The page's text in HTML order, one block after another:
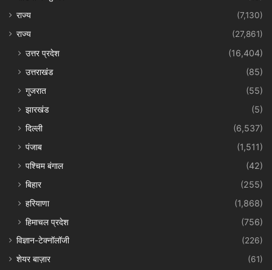
राज्य
(7,130)
राज्य
(27,861)
उत्तर प्रदेश
(16,404)
उत्तराखंड
(85)
गुजरात
(55)
झारखंड
(5)
दिल्ली
(6,537)
पंजाब
(1,511)
पश्चिम बंगाल
(42)
बिहार
(255)
हरियाणा
(1,868)
हिमाचल प्रदेश
(756)
विज्ञान-टेक्नॉलॉजी
(226)
शेयर बाज़ार
(61)